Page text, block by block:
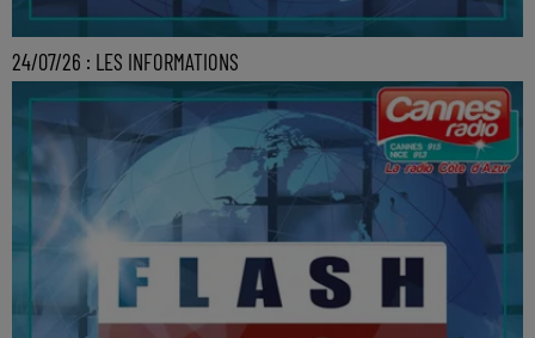
24/07/26 : LES INFORMATIONS